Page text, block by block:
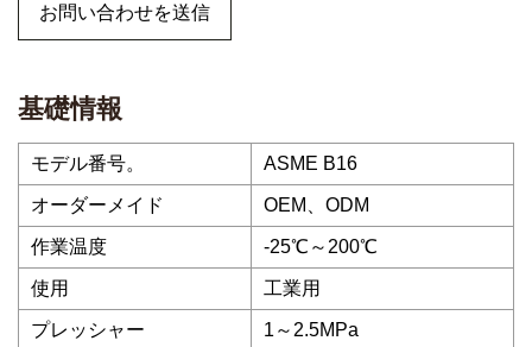
お問い合わせを送信
基礎情報
モデル番号。 ASME B16
オーダーメイド OEM、ODM
作業温度 -25℃～200℃
使用 工業用
プレッシャー 1～2.5MPa